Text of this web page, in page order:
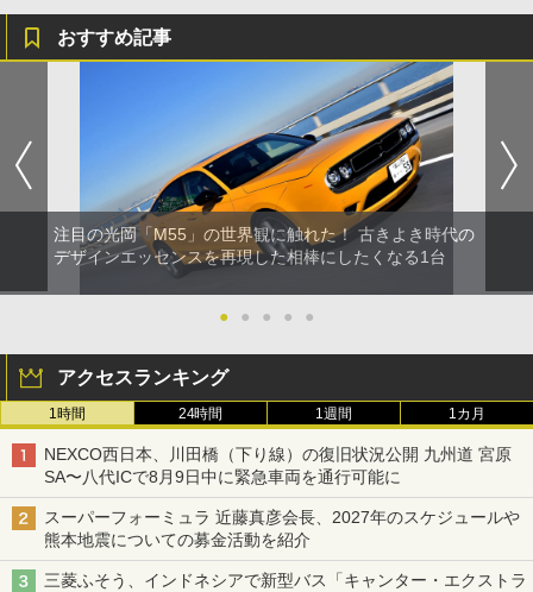
おすすめ記事
注目の光岡「M55」の世界観に触れた！ 古きよき時代の
デザインエッセンスを再現した相棒にしたくなる1台
● ● ● ● ●
アクセスランキング
1時間 24時間 1週間 1カ月
NEXCO西日本、川田橋（下り線）の復旧状況公開 九州道 宮原
SA〜八代ICで8月9日中に緊急車両を通行可能に
スーパーフォーミュラ 近藤真彦会長、2027年のスケジュールや
熊本地震についての募金活動を紹介
三菱ふそう、インドネシアで新型バス「キャンター・エクストラ